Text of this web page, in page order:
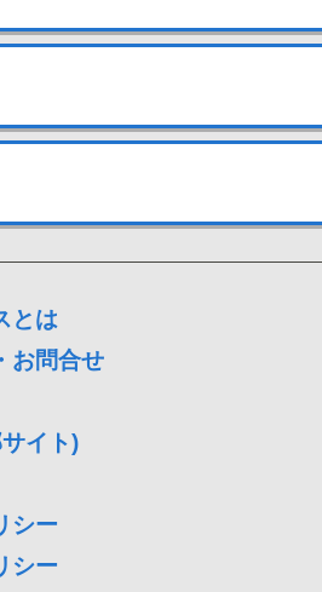
とは
お問合せ
イト)
シー
シー